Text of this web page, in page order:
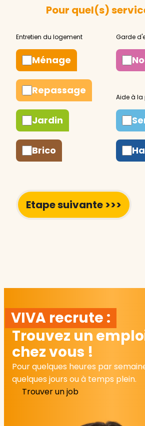
Pour quel(s)
Ménage
Repassage
Jardin
Brico
VIVA recrute :
Trouvez un
chez vous !
Pour quelques heures par
quelques jours ou à temps plein.
Trouver un job